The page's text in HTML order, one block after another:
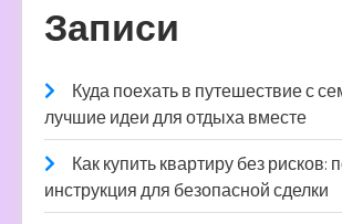
Записи
Куда поехать в путешествие с
лучшие идеи для отдыха вместе
Как купить квартиру без рисков:
инструкция для безопасной сделки